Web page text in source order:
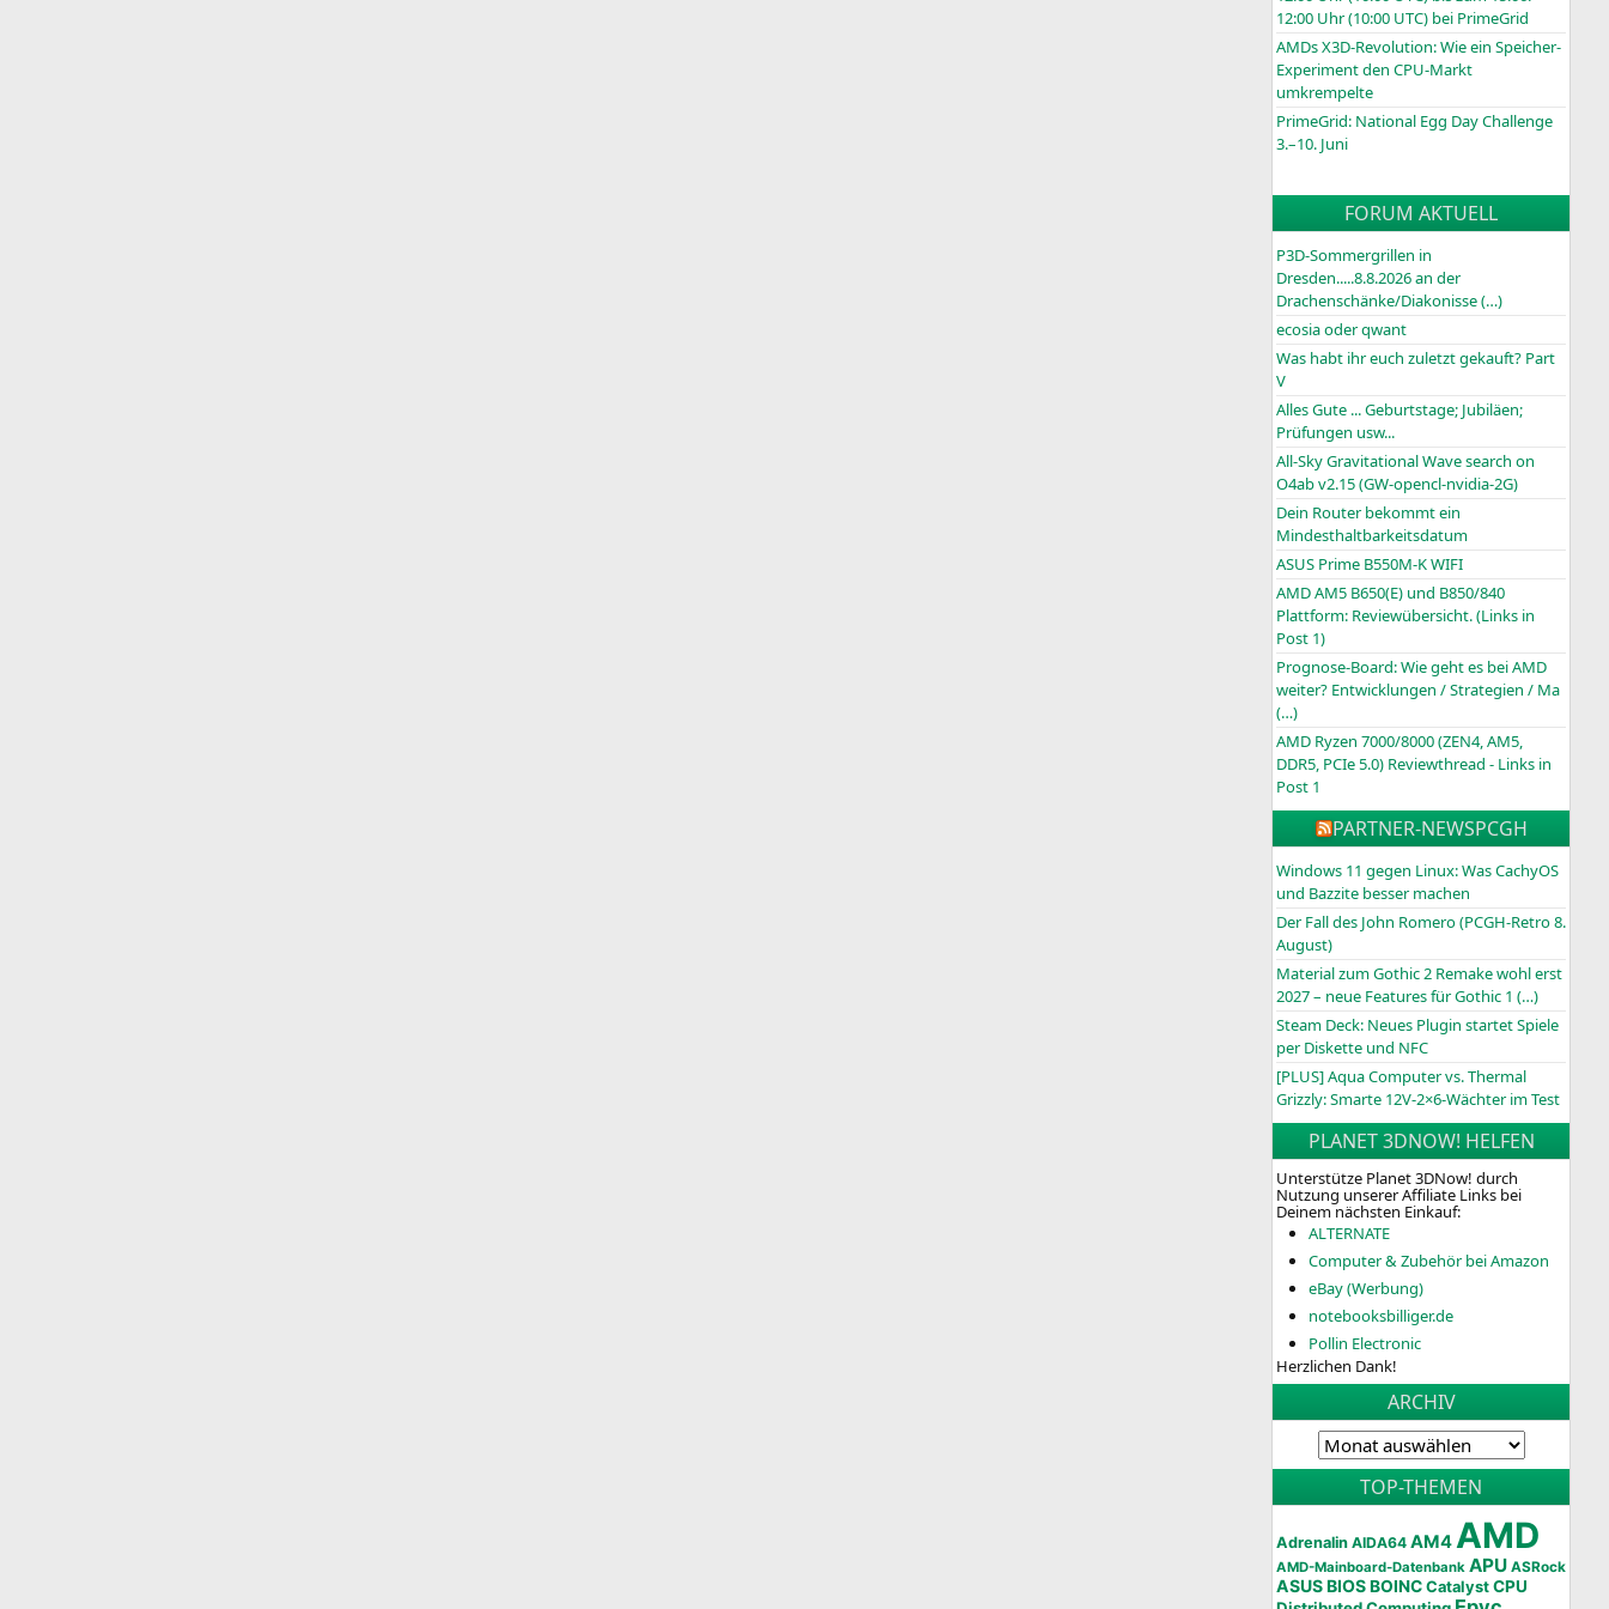
12:00 Uhr (10:00 UTC) bei PrimeGrid
AMDs X3D-Revolution: Wie ein Speicher-
Experiment den CPU-Markt
umkrempelte
PrimeGrid: National Egg Day Challenge
3.–10. Juni
FORUM AKTUELL
P3D-Sommergrillen in
Dresden.....8.8.2026 an der
Drachenschänke/Diakonisse (…)
ecosia oder qwant
Was habt ihr euch zuletzt gekauft? Part
V
Alles Gute ... Geburtstage; Jubiläen;
Prüfungen usw...
All-Sky Gravitational Wave search on
O4ab v2.15 (GW-opencl-nvidia-2G)
Dein Router bekommt ein
Mindesthaltbarkeitsdatum
ASUS Prime B550M-K WIFI
AMD AM5 B650(E) und B850/840
Plattform: Reviewübersicht. (Links in
Post 1)
Prognose-Board: Wie geht es bei AMD
weiter? Entwicklungen / Strategien / Ma
(…)
AMD Ryzen 7000/8000 (ZEN4, AM5,
DDR5, PCIe 5.0) Reviewthread - Links in
Post 1
PARTNER-NEWSPCGH
Windows 11 gegen Linux: Was CachyOS
und Bazzite besser machen
Der Fall des John Romero (PCGH-Retro 8.
August)
Material zum Gothic 2 Remake wohl erst
2027 – neue Features für Gothic 1 (…)
Steam Deck: Neues Plugin startet Spiele
per Diskette und NFC
[PLUS] Aqua Computer vs. Thermal
Grizzly: Smarte 12V-2×6-Wächter im Test
PLANET 3DNOW! HELFEN
Unterstütze Planet 3DNow! durch
Nutzung unserer Affiliate Links bei
Deinem nächsten Einkauf:
ALTERNATE
Computer & Zubehör bei Amazon
eBay (Werbung)
notebooksbilliger.de
Pollin Electronic
Herzlichen Dank!
ARCHIV
TOP-THEMEN
Adrenalin AIDA64 AM4AMD
AMD-Mainboard-Datenbank APU ASRock
ASUSBIOSBOINC Catalyst CPU